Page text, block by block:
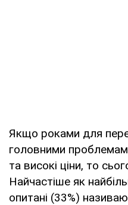
Якщо роками для
головними
та високі ціни, то
Найчастіше як
опитані (33%)